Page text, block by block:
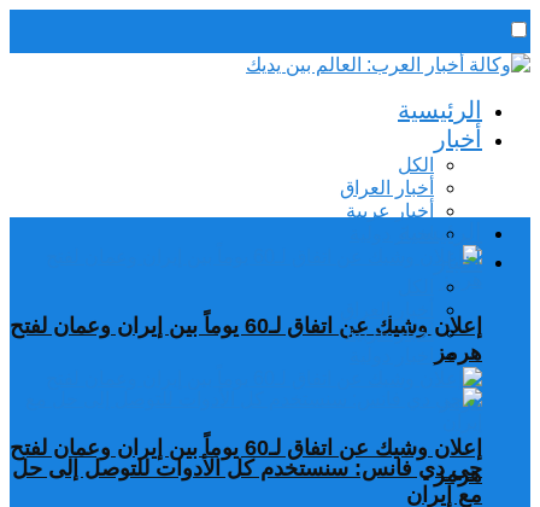
رئيس التحرير / د. اسماعيل الجنابي
الخميس,6 أغسطس, 2026الرئيسية
أخبار
الكل
أخبار العراق
أخبار عربية
إعلان وشيك عن اتفاق لـ60 يوماً بين إيران وعمان لفتح
هرمز
جي دي فانس: سنستخدم كل الأدوات للتوصل إلى حل
مع إيران
الرئيسية
أخبار
أخبار عربية
إعلان وشيك عن اتفاق لـ60 يوماً بين إيران وعمان لفتح
هرمز